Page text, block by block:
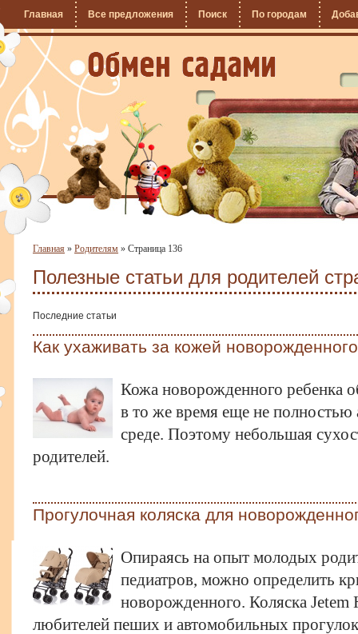
Главная Все предложения Поиск По городам
Главная » Родителям » Страница 136
Полезные статьи для родителей
Последние статьи
Как ухаживать за кожей новорожденного
Кожа новорожденного ребенка
в то же время еще не
среде. Поэтому небольшая
родителей.
Прогулочная коляска для
Опираясь на опыт молодых
педиатров, можно определить
новорожденного. Коляска
любителей пеших и автомобильных